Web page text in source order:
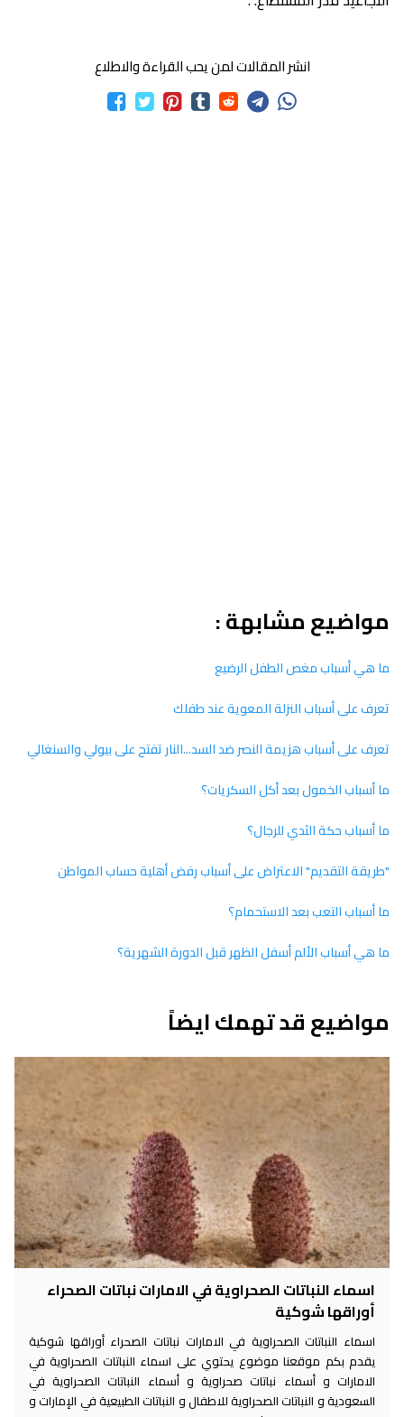
انشر المقالات لمن يحب القراءة والاطلاع
مواضيع مشابهة :
ما هي أسباب مغص الطفل الرضيع
تعرف على أسباب النزلة المعوية عند طفلك
تعرف على أسباب هزيمة النصر ضد السد...النار تفتح على بيولي والسنغالي
ما أسباب الخمول بعد أكل السكريات؟
ما أسباب حكة الثدي للرجال؟
"طريقة التقديم" الاعتراض على أسباب رفض أهلية حساب المواطن
ما أسباب التعب بعد الاستحمام؟
ما هي أسباب الألم أسفل الظهر قبل الدورة الشهرية؟
مواضيع قد تهمك ايضاً
اسماء النباتات الصحراوية في الامارات نباتات الصحراء
أوراقها شوكية
اسماء النباتات الصحراوية في الامارات نباتات الصحراء أوراقها شوكية
يقدم بكم موقعنا موضوع يحتوي على اسماء النباتات الصحراوية في
الامارات و أسماء نباتات صحراوية و أسماء النباتات الصحراوية في
السعودية و النباتات الصحراوية للاطفال و النباتات الطبيعية في الإمارات و